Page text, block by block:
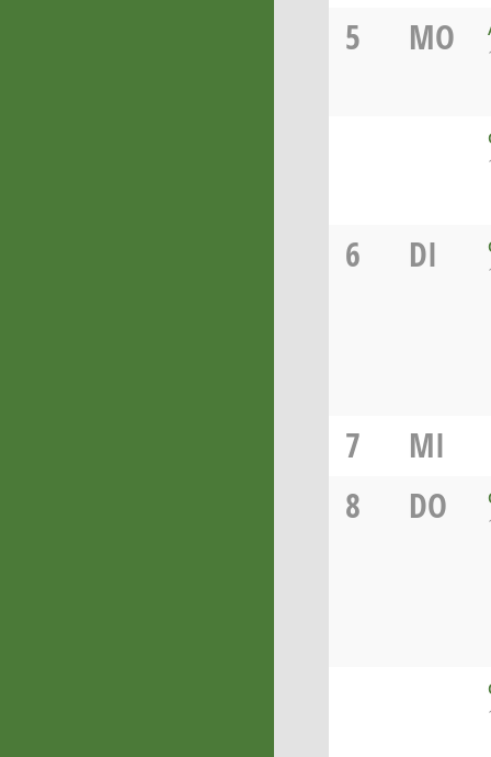
5
MO
6 DI
7
MI
8
DO